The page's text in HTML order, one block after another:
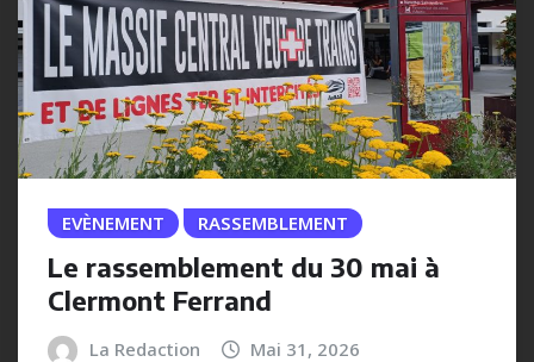
EVÈNEMENT RASSEMBLEMENT
Le rassemblement du 30 mai à
Clermont Ferrand
La Redaction Mai 31, 2026